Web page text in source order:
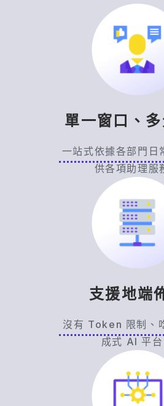
SysTalk.VIKI 可結合企業知識
構，讓員工直接用口語提問，
中檢索相關內容並整理回答。
只是文件搜尋工具，而是能協
訓練與跨部門資訊查詢的智慧
對話式 AI 助理和一般聊
對話式 AI 助理不只是依照固
而是能理解員工的自然語言提
部知識庫、FAQ、SOP 或指
一般聊天機器人多半適合處理
AI 助理則能支援更彈性的內
助理角色，例如 HR 請假助理
HR 數位員工可以應用在
HR 數位員工適合處理大量重
詢的員工問題，例如請假規則
單一窗口、
一站式依據各部門日
供各項助理服
支援地端
沒有 Token 限制、
成式 AI 平台